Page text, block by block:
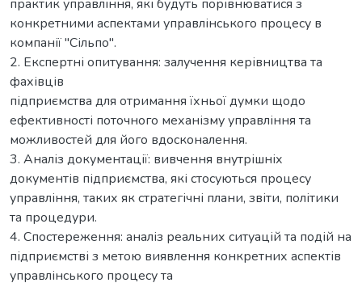
практик управління, які будуть порівнюватися з
конкретними аспектами управлінського процесу в
компанії "Сільпо".
2. Експертні опитування: залучення керівництва та
фахівців
підприємства для отримання їхньої думки щодо
ефективності поточного механізму управління та
можливостей для його вдосконалення.
3. Аналіз документації: вивчення внутрішніх
документів підприємства, які стосуються процесу
управління, таких як стратегічні плани, звіти, політики
та процедури.
4. Спостереження: аналіз реальних ситуацій та подій на
підприємстві з метою виявлення конкретних аспектів
управлінського процесу та